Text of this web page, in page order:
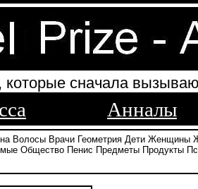
которые сначала
Анналы
Волосы Врачи Геометрия Дети Женщины
Общество Пенис Предметы Продукты